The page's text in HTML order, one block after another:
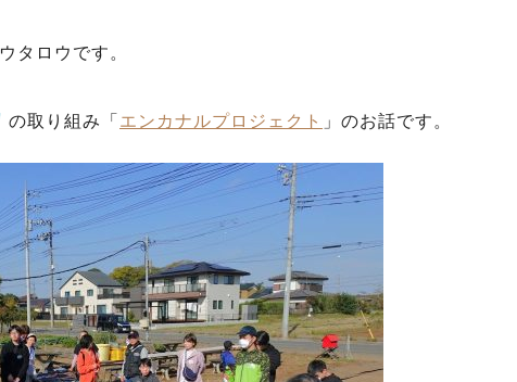
タロウです。
の取り組み「 エンカナルプロジェクト 」のお話です。